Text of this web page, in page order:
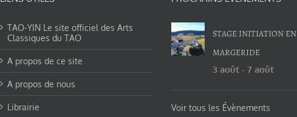
TAO-YIN Le site officiel des Arts
Classiques du TAO
A propos de ce site
A propos de nous
Librairie
STAGE INITIATION EN
MARGERIDE
3 août -7 août
Voir tous les Évènements